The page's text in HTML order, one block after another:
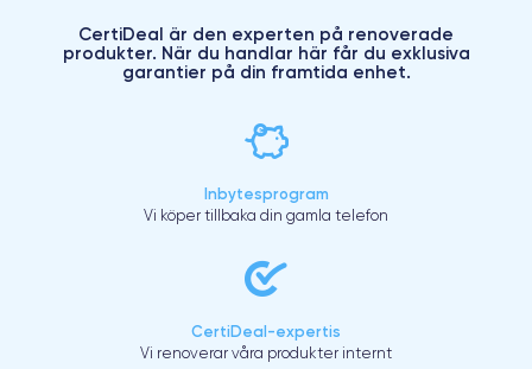
CertiDeal är den experten på renoverade
produkter. När du handlar här får du exklusiva
garantier på din framtida enhet.
Inbytesprogram
Vi köper tillbaka din gamla telefon
CertiDeal-expertis
Vi renoverar våra produkter internt